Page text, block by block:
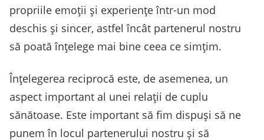
propriile emoții și experiențe într-un mod
deschis și sincer, astfel încât partenerul nostru
să poată înțelege mai bine ceea ce simțim.
Înțelegerea reciprocă este, de asemenea, un
aspect important al unei relații de cuplu
sănătoase. Este important să fim dispuși să ne
punem în locul partenerului nostru și să